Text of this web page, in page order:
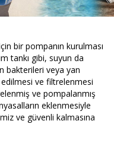
bir pompanın kurulması
tankı gibi, suyun da
bakterileri veya yan
ve filtrelenmesi
ve pompalanmış
eklenmesiyle
ve güvenli kalmasına